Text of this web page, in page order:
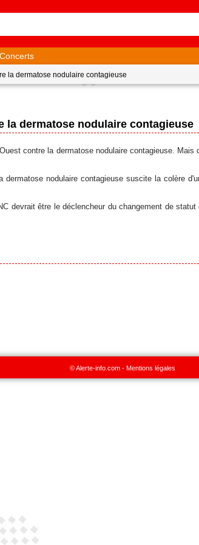
Concerts
la dermatose nodulaire contagieuse
dermatose nodulaire contagieuse
contre la dermatose nodulaire contagieuse. Mais
nodulaire contagieuse suscite la colère
devrait être le déclencheur du changement de
© Alerte-info.com - Mentions légales